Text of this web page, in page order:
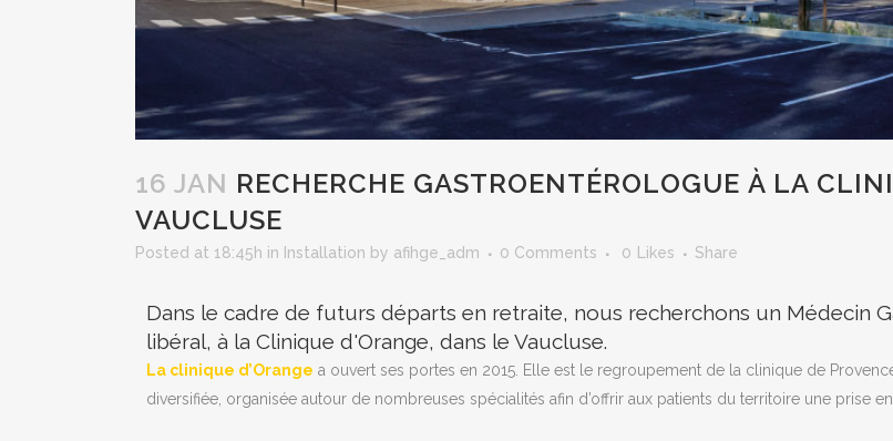
16 JAN RECHERCHE GASTROENTÉROLOGUE À LA
VAUCLUSE
Posted at 18:45h in Installation by afihge_adm 0 Comments 0 Likes Share
Dans le cadre de futurs départs en retraite, nous recherchons un
libéral, à la Clinique d'Orange, dans le Vaucluse.
La clinique d’Orange a ouvert ses portes en 2015. Elle est le regroupement de la clinique de
diversifiée, organisée autour de nombreuses spécialités afin d’offrir aux patients du territoire une prise